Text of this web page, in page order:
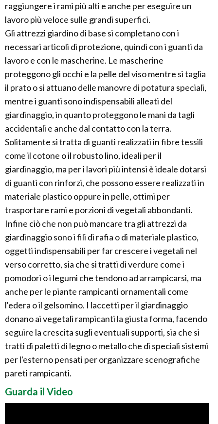
raggiungere i rami più alti e anche per eseguire un
lavoro più veloce sulle grandi superfici.
Gli attrezzi giardino di base si completano con i
necessari articoli di protezione, quindi con i guanti da
lavoro e con le mascherine. Le mascherine
proteggono gli occhi e la pelle del viso mentre si taglia
il prato o si attuano delle manovre di potatura speciali,
mentre i guanti sono indispensabili alleati del
giardinaggio, in quanto proteggono le mani da tagli
accidentali e anche dal contatto con la terra.
Solitamente si tratta di guanti realizzati in fibre tessili
come il cotone o il robusto lino, ideali per il
giardinaggio, ma per i lavori più intensi è ideale dotarsi
di guanti con rinforzi, che possono essere realizzati in
materiale plastico oppure in pelle, ottimi per
trasportare rami e porzioni di vegetali abbondanti.
Infine ciò che non può mancare tra gli attrezzi da
giardinaggio sono i fili di rafia o di materiale plastico,
oggetti indispensabili per far crescere i vegetali nel
verso corretto, sia che si tratti di verdure come i
pomodori o i legumi che tendono ad arrampicarsi, ma
anche per le piante rampicanti ornamentali come
l'edera o il gelsomino. I laccetti per il giardinaggio
donano ai vegetali rampicanti la giusta forma, facendo
seguire la crescita sugli eventuali supporti, sia che si
tratti di paletti di legno o metallo che di speciali sistemi
per l'esterno pensati per organizzare scenografiche
pareti rampicanti.
Guarda il Video